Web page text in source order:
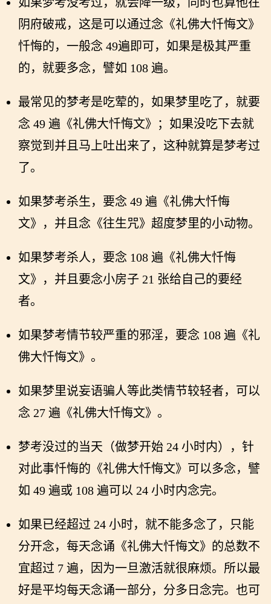
阴府破戒，这是可以通过念《礼佛大忏悔文》
忏悔的，一般念 49遍即可，如果是极其严重
的，就要多念，譬如 108 遍。
最常见的梦考是吃荤的，如果梦里吃了，就要
念 49 遍《礼佛大忏悔文》；如果没吃下去就
察觉到并且马上吐出来了，这种就算是梦考过
了。
如果梦考杀生，要念 49 遍《礼佛大忏悔
文》，并且念《往生咒》超度梦里的小动物。
如果梦考杀人，要念 108 遍《礼佛大忏悔
文》，并且要念小房子 21 张给自己的要经
者。
如果梦考情节较严重的邪淫，要念 108 遍《礼
佛大忏悔文》。
如果梦里说妄语骗人等此类情节较轻者，可以
念 27 遍《礼佛大忏悔文》。
梦考没过的当天（做梦开始 24 小时内），针
对此事忏悔的《礼佛大忏悔文》可以多念，譬
如 49 遍或 108 遍可以 24 小时内念完。
如果已经超过 24 小时，就不能多念了，只能
分开念，每天念诵《礼佛大忏悔文》的总数不
宜超过 7 遍，因为一旦激活就很麻烦。所以最
好是平均每天念诵一部分，分多日念完。也可